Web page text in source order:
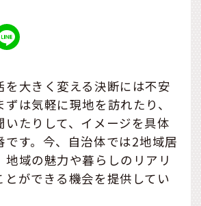
を大きく変える決断には不安
は気軽に現地を訪れたり、
いたりして、イメージを具体
です。今、自治体では2地域居
地域の魅力や暮らしのリアリ
とができる機会を提供してい